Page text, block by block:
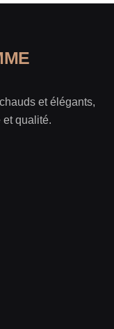
et élégants,
et qualité.